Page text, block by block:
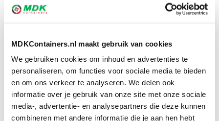
MDKContainers.nl maakt gebruik van cookies
We gebruiken cookies om inhoud en advertenties te
personaliseren, om functies voor sociale media te bieden
en om ons verkeer te analyseren. We delen ook
informatie over je gebruik van onze site met onze sociale
media-, advertentie- en analysepartners die deze kunnen
combineren met andere informatie die je aan hen hebt
afvalcontainer in Nuenen, Gerwen en Nederwetten
recyclen van afval staat bij MDK Containers voorop. We
scheiden afval zo efficiënt mogelijk en hervormen het
tot herbruikbaar materiaal of als secundaire grondstof.
Door ons ruime netwerk hebben wij voor elke afvalsoort
de geschikte bestemming.